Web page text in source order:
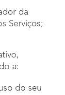
da
Serviços;
a:
do seu